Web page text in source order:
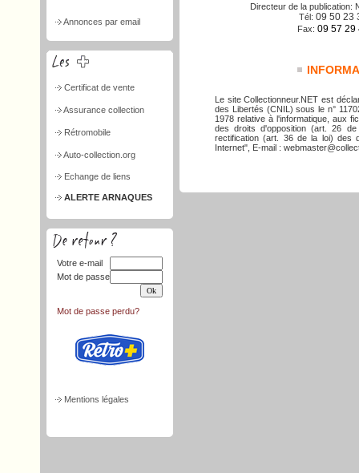
Annonces par email
Certificat de vente
Assurance collection
Rétromobile
Auto-collection.org
Echange de liens
ALERTE ARNAQUES
Votre e-mail
Mot de passe
Mot de passe perdu?
Mentions légales
Directeur de la publication:
Tél: 09 50 23
Fax: 09 57 29
Le site Collectionneur.NET est
des Libertés (CNIL) sous le n°
1978 relative à l'informatique, aux
des droits d'opposition (art. 26
rectification (art. 36 de la loi) des
Internet", E-mail :